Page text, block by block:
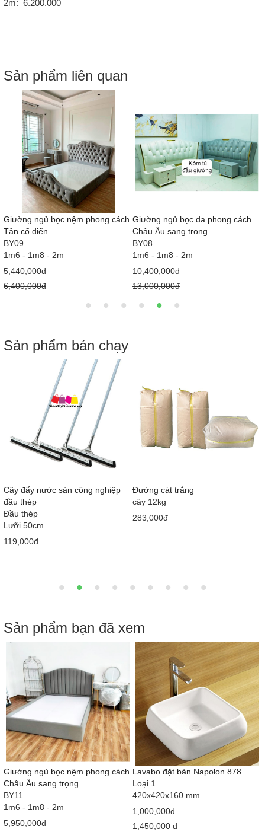
2m: 6.200.000
Sản phẩm liên quan
Giường ngủ bọc nệm phong cách
Tân cổ điển
BY09
1m6 - 1m8 - 2m
5,440,000đ
6,400,000đ
Giường ngủ bọc da phong cách
Châu Âu sang trọng
BY08
1m6 - 1m8 - 2m
10,400,000đ
13,000,000đ
Sản phẩm bán chạy
Cây đẩy nước sàn công nghiệp
đầu thép
Đầu thép
Lưỡi 50cm
119,000đ
Đường cát trắng
cây 12kg
283,000đ
Sản phẩm bạn đã xem
Giường ngủ bọc nệm phong cách
Châu Âu sang trọng
BY11
1m6 - 1m8 - 2m
5,950,000đ
Lavabo đặt bàn Napolon 878
Loại 1
420x420x160 mm
1,000,000đ
1,450,000 đ